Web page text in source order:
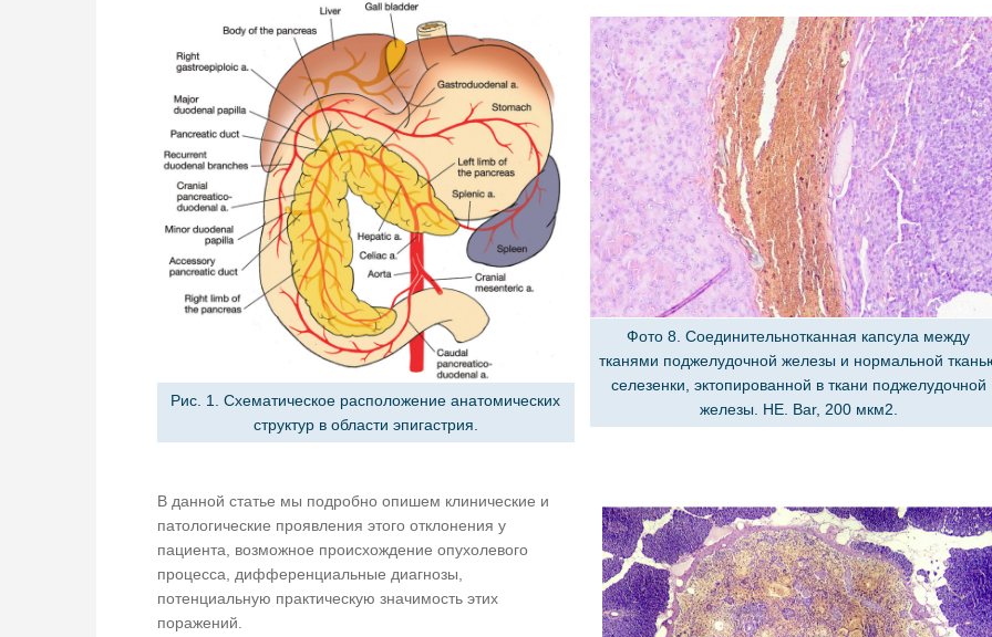
Рис. 1. Схематическое расположение анатомических
структур в области эпигастрия.
В данной статье мы подробно опишем клинические и
патологические проявления этого отклонения у
пациента, возможное происхождение опухолевого
процесса, дифференциальные диагнозы,
потенциальную практическую значимость этих
поражений.
Фото 8. Соединительнотканная капсула между
тканями поджелудочной железы и нормальной
селезенки, эктопированной в ткани поджелудочной
железы. HE. Bar, 200 мкм2.